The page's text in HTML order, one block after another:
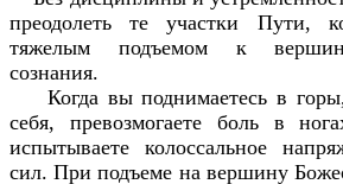
преодолеть те участки Пути,
тяжелым подъемом к
сознания.
Когда вы поднимаетесь в горы,
себя, превозмогаете боль в
испытываете колоссальное
сил. При подъеме на вершину